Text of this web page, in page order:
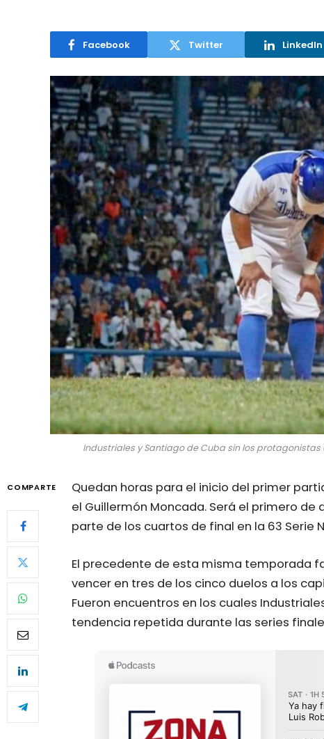
Facebook Twitter LinkedIn
Industriales y Santiago de Cuba sin los
COMPARTE
Quedan horas para el inicio del primer
el Guillermón Moncada. Será el primero
parte de los cuartos de final en la 63 Serie
El precedente de esta misma temporada
vencer en tres de los cinco duelos a los
Fueron encuentros en los cuales
tendencia repetida durante las series